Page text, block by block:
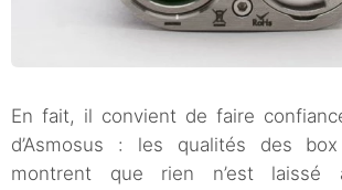
En fait, il convient de faire
d’Asmosus : les qualités des
montrent que rien n’est laissé